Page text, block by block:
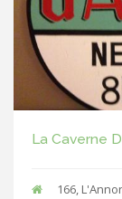
La Caverne
166,